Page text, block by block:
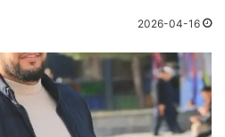
2026-04-16